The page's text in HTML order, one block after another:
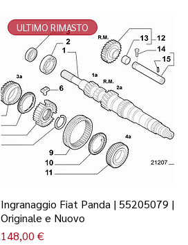
ULTIMO RIMASTO
Ingranaggio Fiat Panda | 55205079 |
Originale e Nuovo
Prezzo
148,00 €